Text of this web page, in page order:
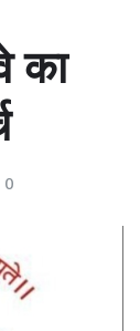
का
0